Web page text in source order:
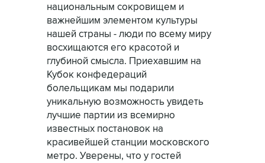
национальным сокровищем и
важнейшим элементом культуры
нашей страны - люди по всему миру
восхищаются его красотой и
глубиной смысла. Приехавшим на
Кубок конфедераций
болельщикам мы подарили
уникальную возможность увидеть
лучшие партии из всемирно
известных постановок на
красивейшей станции московского
метро. Уверены, что у гостей